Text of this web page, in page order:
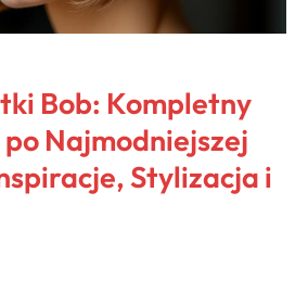
Bob: Kompletny
Najmodniejszej
Stylizacja i